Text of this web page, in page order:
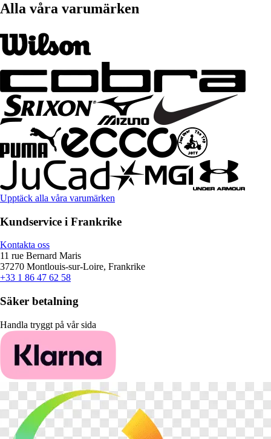
Alla våra varumärken
Upptäck alla våra varumärken
Kundservice i Frankrike
Kontakta oss
11 rue Bernard Maris
37270 Montlouis-sur-Loire, Frankrike
+33 1 86 47 62 58
Säker betalning
Handla tryggt på vår sida